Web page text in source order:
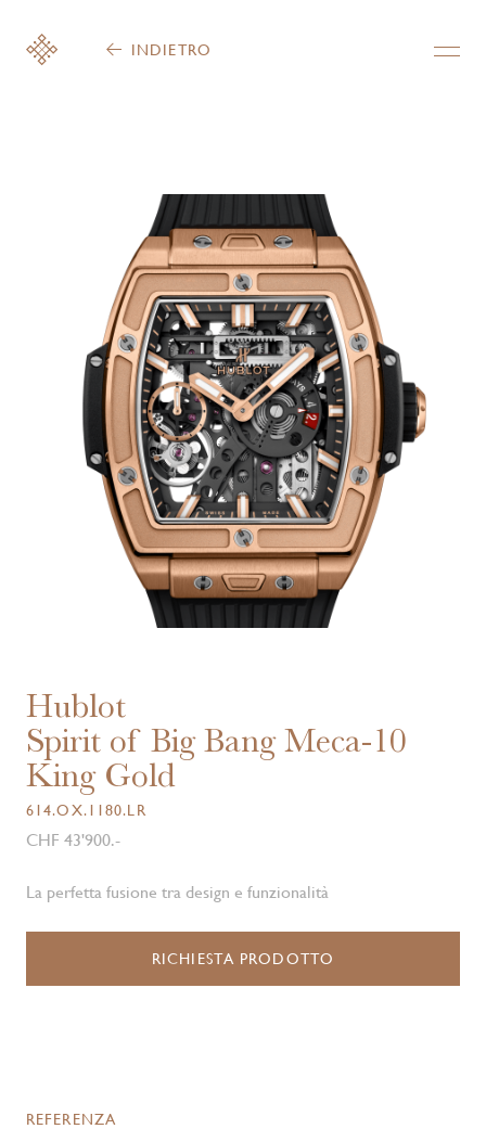
INDIETRO
Hublot
Spirit of Big Bang Meca-10
King Gold
614.OX.1180.LR
CHF 43'900.-
La perfetta fusione tra design e funzionalità
RICHIESTA PRODOTTO
REFERENZA